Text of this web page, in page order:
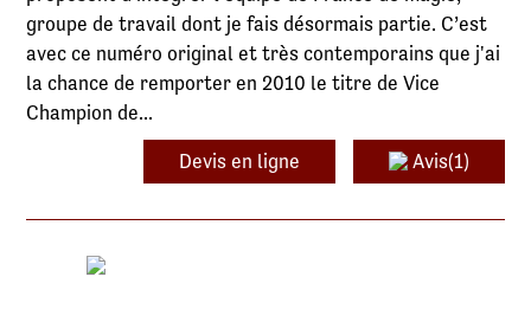
groupe de travail dont je fais désormais partie. C’est
avec ce numéro original et très contemporains que j'ai
la chance de remporter en 2010 le titre de Vice
Champion de...
Devis en ligne Avis(1)